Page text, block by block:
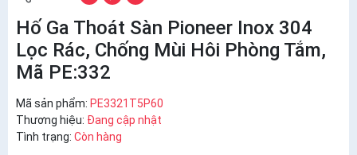
Hố Ga Thoát Sàn Pioneer Inox 304
Lọc Rác, Chống Mùi Hôi Phòng Tắm,
Mã PE:332
Mã sản phẩm: PE3321T5P60
Thương hiệu: Đang cập nhật
Tình trạng: Còn hàng